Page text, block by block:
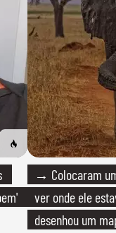
→ Colocaram
ver onde ele
desenhou um